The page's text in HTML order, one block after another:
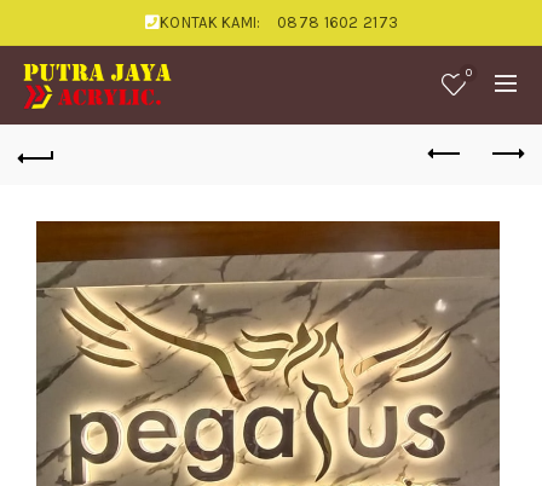
KONTAK KAMI: 0878 1602 2173
0